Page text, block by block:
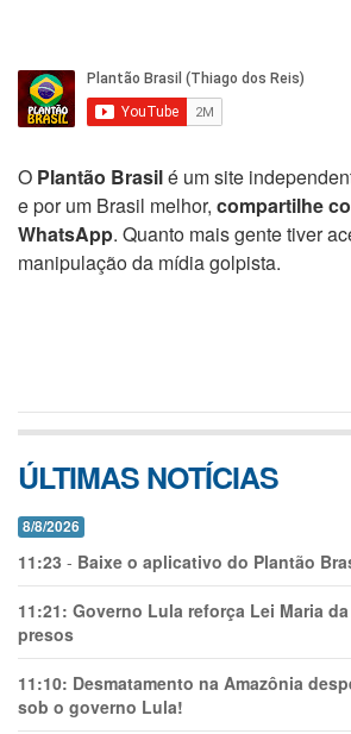
O Plantão Brasilé um site
e por um Brasil melhor, compartilhe
WhatsApp. Quanto mais gente tiver
manipulação da mídia golpista.
ÚLTIMAS NOTÍCIAS
8/8/2026
11:23 - Baixe o aplicativo do Plantão
11:21: Governo Lula reforça Lei Maria
presos
11:10: Desmatamento na Amazônia
sob o governo Lula!